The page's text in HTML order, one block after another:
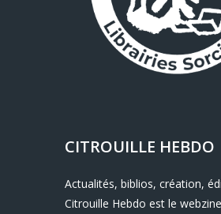
CITROUILLE HEBDO
Actualités, biblios, création,
Citrouille Hebdo est le